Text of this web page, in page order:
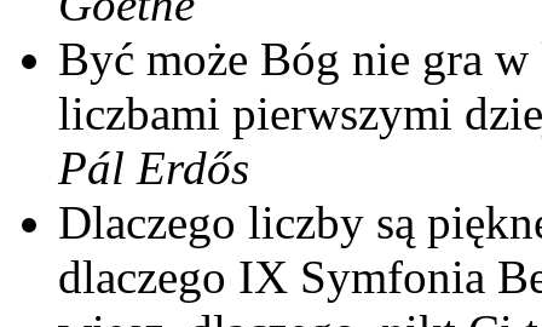
Być może Bóg nie gra w
liczbami pierwszymi
Pál Erdős
Dlaczego liczby są
dlaczego IX Symfonia